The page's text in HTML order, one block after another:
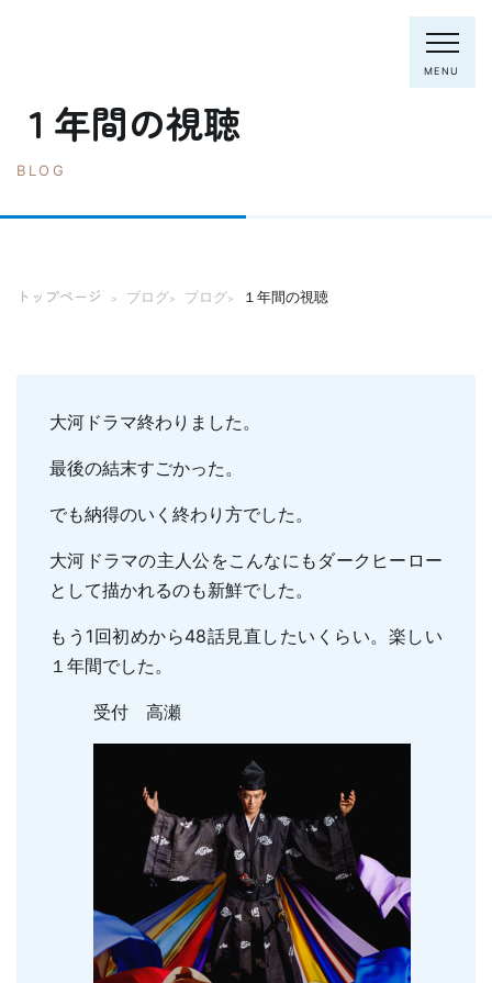
MENU
電話：0795-82-8281
予防歯科
小児のむし歯予防
小児の筋機能療法(MFT)
訪問口腔ケア
親知らずの抜歯
地図・診療時間 ブログ
１年間の視聴
BLOG
トップページ > ブログ> ブログ> １年間の視聴
大河ドラマ終わりました。
最後の結末すごかった。
でも納得のいく終わり方でした。
大河ドラマの主人公をこんなにもダークヒーロー
として描かれるのも新鮮でした。
もう1回初めから48話見直したいくらい。楽しい
１年間でした。
受付 高瀬